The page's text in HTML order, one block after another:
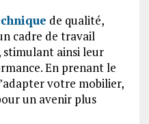
de qualité,
cadre de travail
stimulant ainsi leur
En prenant le
votre mobilier,
un avenir plus